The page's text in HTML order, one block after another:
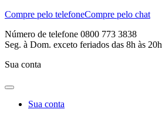
Compre pelo telefoneCompre pelo chat
Número de telefone 0800 773 3838
Seg. à Dom. exceto feriados das 8h às 20h
Sua conta
Sua conta